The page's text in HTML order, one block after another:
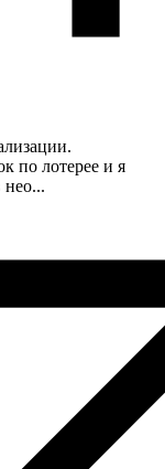
по лотерее и я
нео...